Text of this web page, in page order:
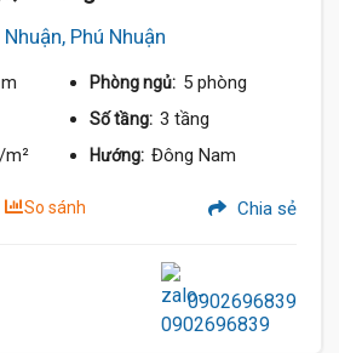
Phú Nhuận
Phòng ngủ: 5 phòng
Số tầng: 3 tầng
m² Hướng: Đông Nam
So sánh Chia sẻ
0902696839